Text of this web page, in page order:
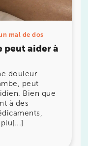
mal de dos
peut aider à
douleur
peut
Bien que
à des